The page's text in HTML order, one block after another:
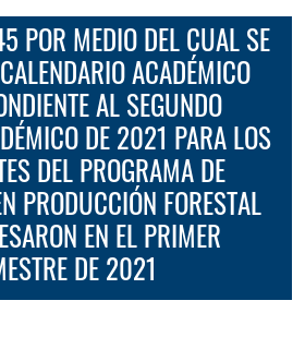
ACADÉMICO
AL SEGUNDO
DE 2021 PARA LOS
DEL PROGRAMA DE
PRODUCCIÓN FORESTAL
EN EL PRIMER
DE 2021